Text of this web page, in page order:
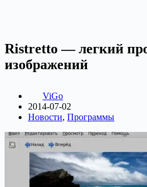
Ristretto — легкий
изображений
ViGo
2014-07-02
Новости, Программы